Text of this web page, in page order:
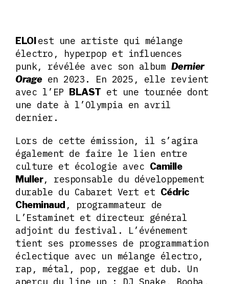
ELOIest une artiste qui mélange
électro, hyperpop et influences
punk, révélée avec son album Dernier
Orageen 2023. En 2025, elle revient
avec l’EP BLAST et une tournée dont
une date à l’Olympia en avril
dernier.
Lors de cette émission, il s’agira
également de faire le lien entre
culture et écologie avec Camille
Muller, responsable du développement
durable du Cabaret Vert et Cédric
Cheminaud , programmateur de
L’Estaminet et directeur général
adjoint du festival. L’événement
tient ses promesses de programmation
éclectique avec un mélange électro,
rap, métal, pop, reggae et dub. Un
aperçu du line up : DJ Snake, Booba,